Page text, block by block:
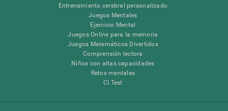
Entrenamiento cerebral personalizado
Juegos Mentales
Ejercicio Mental
Juegos Online para la memoria
Juegos Matemáticos Divertidos
Comprensión lectora
Niños con altas capacidades
Retos mentales
CI Test